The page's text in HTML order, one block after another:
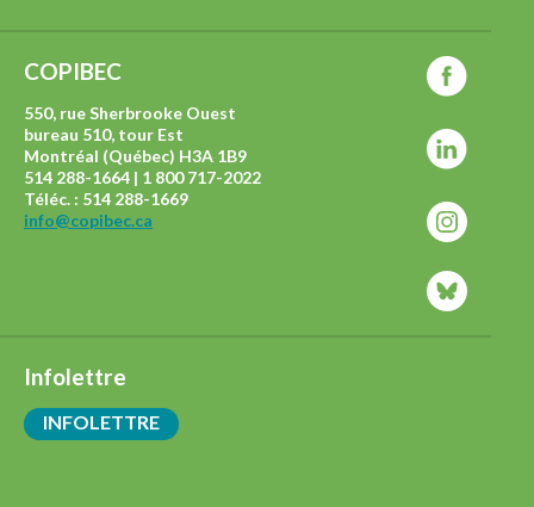
COPIBEC
550, rue Sherbrooke Ouest
bureau 510, tour Est
Montréal (Québec) H3A 1B9
514 288-1664 | 1 800 717-2022
Téléc. : 514 288-1669
info@copibec.ca
Infolettre
INFOLETTRE